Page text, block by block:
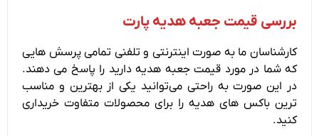
بررسی قیمت جعبه هدیه پارت
کارشناسان ما به صورت اینترنتی و تلفنی تمامی پرسش هایی
که شما در مورد قیمت جعبه هدیه دارید را پاسخ می‌ دهند.
در این صورت به راحتی می‌توانید یکی از بهترین و مناسب
ترین باکس های هدیه را برای محصولات متفاوت خریداری
کنید.